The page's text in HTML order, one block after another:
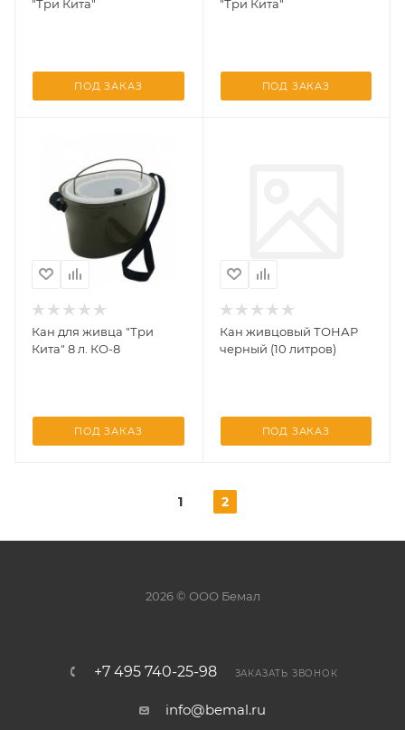
"Три Кита"
ПОД ЗАКАЗ
"Три Кита"
ПОД ЗАКАЗ
Кан для живца "Три
Кита" 8 л. КО-8
ПОД ЗАКАЗ
Кан живцовый ТОНАР
черный (10 литров)
ПОД ЗАКАЗ
1 2
2026 © ООО Бемал
+7 495 740-25-98 ЗАКАЗАТЬ ЗВОНОК
info@bemal.ru